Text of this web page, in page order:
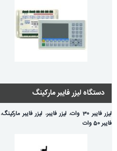
دستگاه لیزر فایبر مارکینگ
لیزر فایبر 30 وات ،لیزر فایبر، لیزر فایبر مارکینگ،
فایبر 50 وات